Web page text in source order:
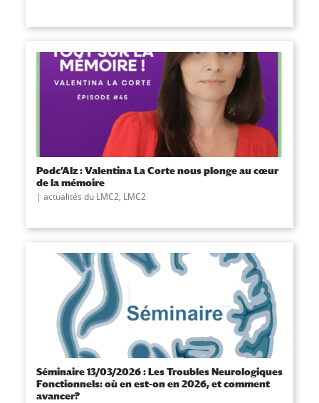
Podc’Alz : Valentina La Corte nous plonge au cœur
de la mémoire
actualités du LMC2, LMC2
Séminaire 13/03/2026 : Les Troubles Neurologiques
Fonctionnels: où en est-on en 2026, et comment
avancer?